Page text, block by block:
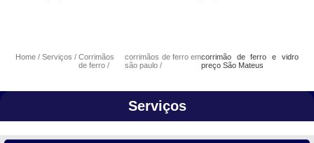
Home Serviços
Corrimãos
de ferro
corrimãos de ferro em
são paulo
corrimão de ferro e vidro
preço São Mateus
Serviços